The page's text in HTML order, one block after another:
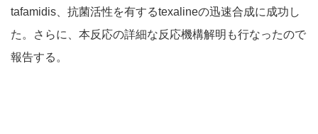
tafamidis、抗菌活性を有するtexalineの迅速合成に成功し
た。さらに、本反応の詳細な反応機構解明も行なったので
報告する。